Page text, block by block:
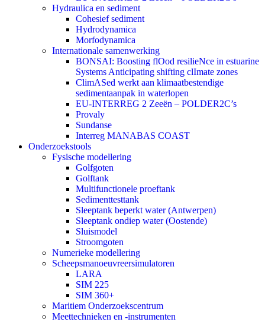
Hydraulica en sediment
Cohesief sediment
Hydrodynamica
Morfodynamica
Internationale samenwerking
BONSAI: Boosting flOod resilieNce in estuarine
Systems Anticipating shifting clImate zones
ClimASed werkt aan klimaatbestendige
sedimentaanpak in waterlopen
EU-INTERREG 2 Zeeën – POLDER2C’s
Provaly
Sundanse
Interreg MANABAS COAST
Onderzoekstools
Fysische modellering
Golfgoten
Golftank
Multifunctionele proeftank
Sedimenttesttank
Sleeptank beperkt water (Antwerpen)
Sleeptank ondiep water (Oostende)
Sluismodel
Stroomgoten
Numerieke modellering
Scheepsmanoeuvreersimulatoren
LARA
SIM 225
SIM 360+
Maritiem Onderzoekscentrum
Meettechnieken en -instrumenten